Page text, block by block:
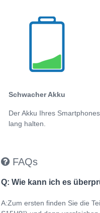
Schwacher Akku
Der Akku Ihres
lang halten.
FAQs
Q: Wie kann ich es
A:Zum ersten finden Sie die